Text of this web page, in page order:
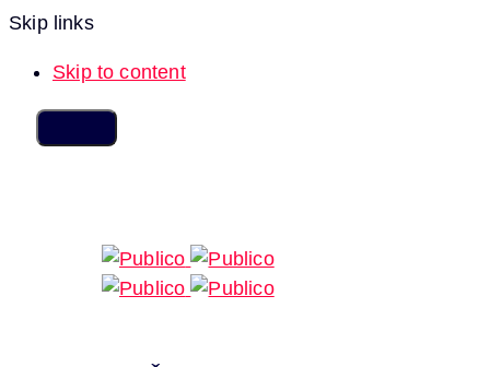
Skip links
Skip to content